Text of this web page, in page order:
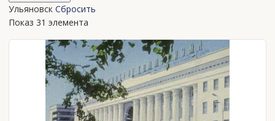
Ульяновск Сбросить
Показ 31 элемента